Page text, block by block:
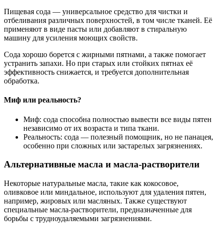
Пищевая сода — универсальное средство для чистки и
отбеливания различных поверхностей, в том числе тканей. Её
применяют в виде пасты или добавляют в стиральную
машину для усиления моющих свойств.
Сода хорошо борется с жирными пятнами, а также помогает
устранить запахи. Но при старых или стойких пятнах её
эффективность снижается, и требуется дополнительная
обработка.
Миф или реальность?
Миф: сода способна полностью вывести все виды пятен
независимо от их возраста и типа ткани.
Реальность: сода — полезный помощник, но не панацея,
особенно при сложных или застарелых загрязнениях.
Альтернативные масла и масла-растворители
Некоторые натуральные масла, такие как кокосовое,
оливковое или миндальное, используют для удаления пятен,
например, жировых или масляных. Также существуют
специальные масла-растворители, предназначенные для
борьбы с трудноудаляемыми загрязнениями.